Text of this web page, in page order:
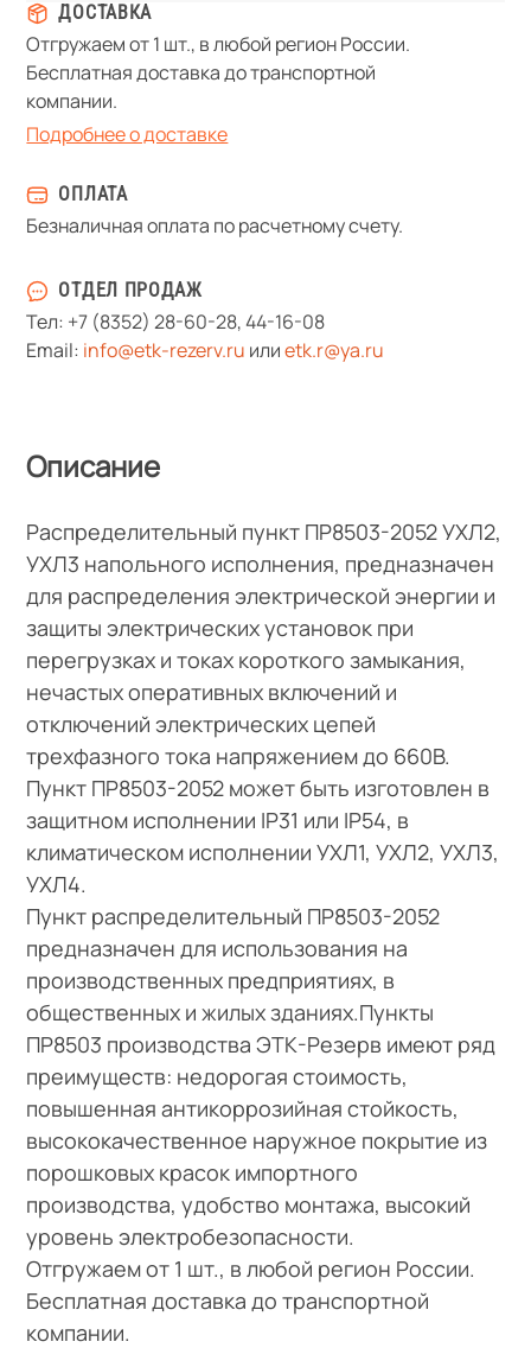
ДОСТАВКА
Отгружаем от 1 шт., в любой регион России.
Бесплатная доставка до транспортной
компании.
Подробнее о доставке
ОПЛАТА
Безналичная оплата по расчетному счету.
ОТДЕЛ ПРОДАЖ
Тел: +7 (8352) 28-60-28,44-16-08
Email: info@etk-rezerv.ru илиetk.r@ya.ru
Описание
Распределительный пункт ПР8503-2052 УХЛ2,
УХЛ3 напольного исполнения, предназначен
для распределения электрической энергии и
защиты электрических установок при
перегрузках и токах короткого замыкания,
нечастых оперативных включений и
отключений электрических цепей
трехфазного тока напряжением до 660В.
Пункт ПР8503-2052 может быть изготовлен в
защитном исполнении IP31 или IP54, в
климатическом исполнении УХЛ1, УХЛ2, УХЛ3,
УХЛ4.
Пункт распределительный ПР8503-2052
предназначен для использования на
производственных предприятиях, в
общественных и жилых зданиях.Пункты
ПР8503 производства ЭТК-Резерв имеют ряд
преимуществ: недорогая стоимость,
повышенная антикоррозийная стойкость,
высококачественное наружное покрытие из
порошковых красок импортного
производства, удобство монтажа, высокий
уровень электробезопасности.
Отгружаем от 1 шт., в любой регион России.
Бесплатная доставка до транспортной
компании.